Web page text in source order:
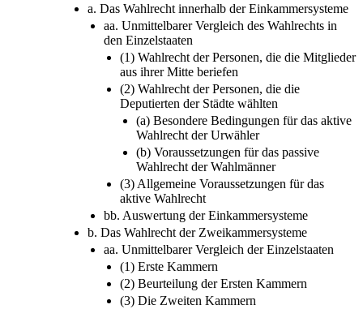
a. Das Wahlrecht innerhalb der Einkammersysteme
aa. Unmittelbarer Vergleich des Wahlrechts in
den Einzelstaaten
(1) Wahlrecht der Personen, die die Mitglieder
aus ihrer Mitte beriefen
(2) Wahlrecht der Personen, die die
Deputierten der Städte wählten
(a) Besondere Bedingungen für das aktive
Wahlrecht der Urwähler
(b) Voraussetzungen für das passive
Wahlrecht der Wahlmänner
(3) Allgemeine Voraussetzungen für das
aktive Wahlrecht
bb. Auswertung der Einkammersysteme
b. Das Wahlrecht der Zweikammersysteme
aa. Unmittelbarer Vergleich der Einzelstaaten
(1) Erste Kammern
(2) Beurteilung der Ersten Kammern
(3) Die Zweiten Kammern